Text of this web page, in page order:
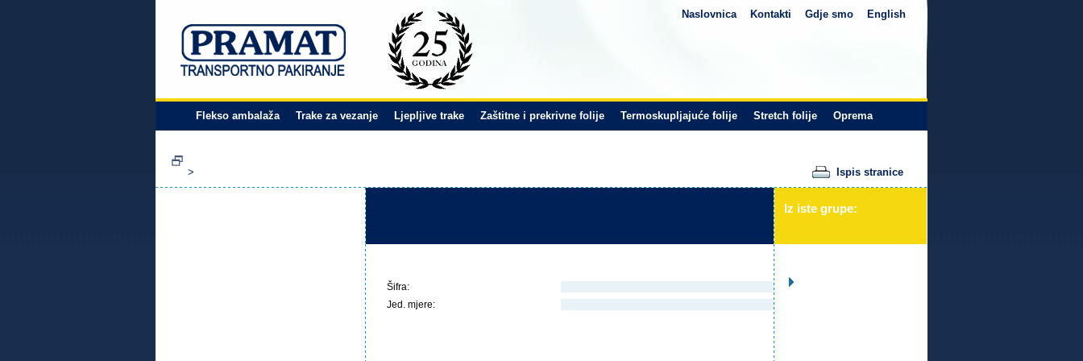
Naslovnica Kontakti Gdje smo English
Flekso ambalaža Trake za vezanje Ljepljive trake Zaštitne i prekrivne folije Termoskupljajuće folije Stretch folije Oprema
> Ispis stranice
Iz iste grupe:
Šifra:
Jed. mjere: